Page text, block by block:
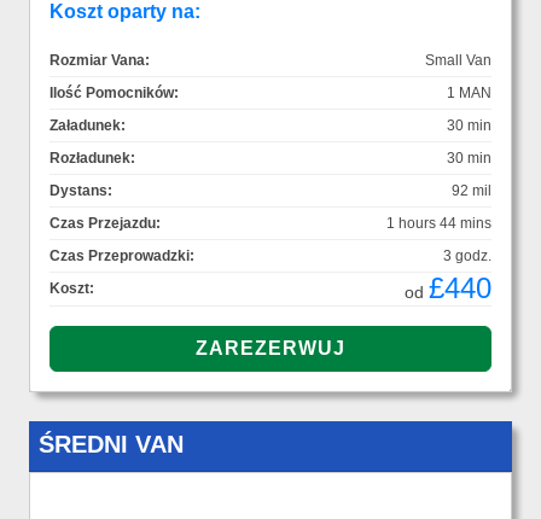
Koszt oparty na:
Rozmiar Vana:
Small Van
Ilość Pomocników:
1 MAN
Załadunek:
30 min
Rozładunek:
30 min
Dystans:
92 mil
Czas Przejazdu:
1 hours 44 mins
Czas Przeprowadzki:
3 godz.
Koszt:
od £440
ŚREDNI VAN